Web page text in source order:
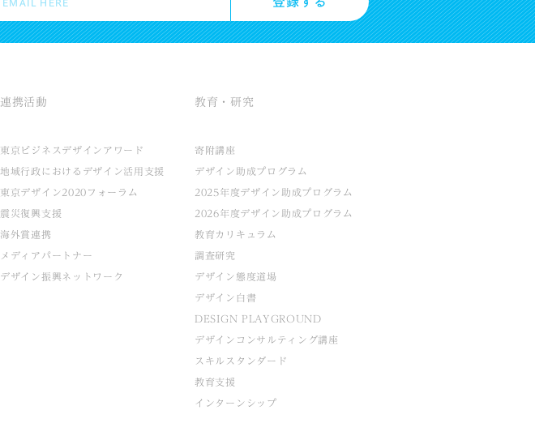
連携活動
東京ビジネスデザインアワード
地域行政におけるデザイン活用支援
東京デザイン2020フォーラム
震災復興支援
海外賞連携
メディアパートナー
デザイン振興ネットワーク
教育・研究
寄附講座
デザイン助成プログラム
2025年度デザイン助成プログラム
2026年度デザイン助成プログラム
教育カリキュラム
調査研究
デザイン態度道場
デザイン白書
DESIGN PLAYGROUND
デザインコンサルティング講座
スキルスタンダード
教育支援
インターンシップ